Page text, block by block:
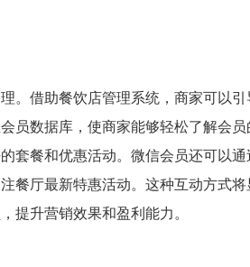
。借助餐饮店管理系统，商家可以
员数据库，使商家能够轻松了解会
套餐和优惠活动。微信会员还可以通
餐厅最新特惠活动。这种互动方式
提升营销效果和盈利能力。